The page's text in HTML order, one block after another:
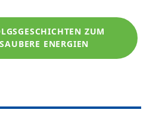
ZUM
ENERGIEN